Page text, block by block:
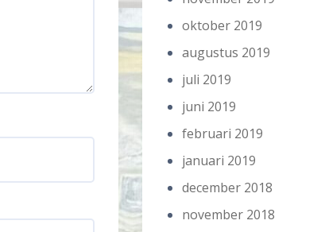
oktober 2019
augustus 2019
juli 2019
juni 2019
februari 2019
januari 2019
december 2018
november 2018